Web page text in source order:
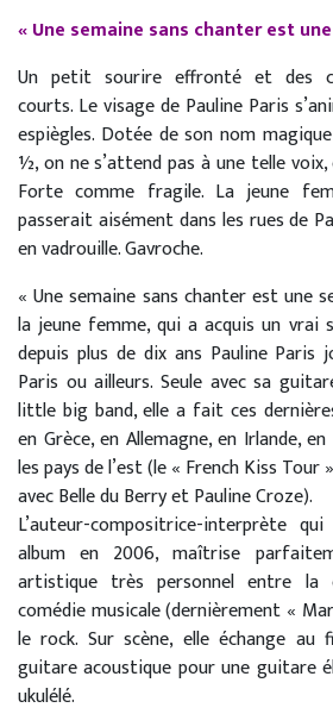
« Une semaine sans chanter est
Un petit sourire effronté et des
courts. Le visage de Pauline Paris
espiègles. Dotée de son nom
½, on ne s’attend pas à une telle voix,
Forte comme fragile. La jeune
passerait aisément dans les rues de
en vadrouille. Gavroche.
« Une semaine sans chanter est une
la jeune femme, qui a acquis un vrai
depuis plus de dix ans Pauline Paris
Paris ou ailleurs. Seule avec sa
little big band, elle a fait ces
en Grèce, en Allemagne, en Irlande,
les pays de l’est (le « French Kiss Tour
avec Belle du Berry et Pauline Croze).
L’auteur-compositrice-interprète
album en 2006, maîtrise
artistique très personnel entre la
comédie musicale (dernièrement «
le rock. Sur scène, elle échange au
guitare acoustique pour une guitare
ukulélé.